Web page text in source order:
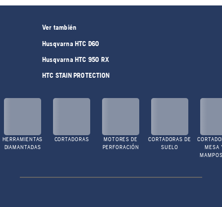
Ver también
Husqvarna HTC D60
Husqvarna HTC 950 RX
HTC STAIN PROTECTION
HERRAMIENTAS
DIAMANTADAS
CORTADORAS
MOTORES DE
PERFORACIÓN
CORTADORAS DE
SUELO
MESA